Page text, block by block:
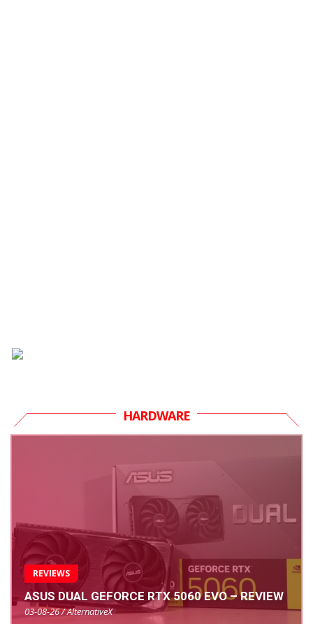
HARDWARE
REVIEWS
ASUS DUAL GEFORCE RTX 5060 EVO – REVIEW
03-08-26 / AlternativeX